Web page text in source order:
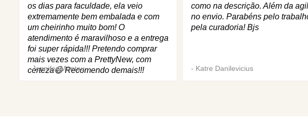
os dias para faculdade, ela veio
extremamente bem embalada e com
um cheirinho muito bom! O
atendimento é maravilhoso e a entrega
foi super rápida!!! Pretendo comprar
mais vezes com a PrettyNew, com
certeza😄 Recomendo demais!!!
-Jennifer Mantau
como na descrição. Além da
no envio. Parabéns pelo
pela curadoria! Bjs
- Katre Danilevicius